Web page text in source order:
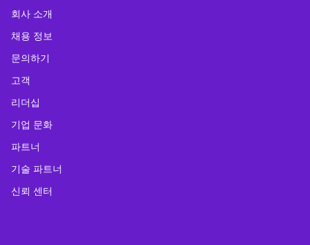
회사 소개
채용 정보
문의하기
고객
리더십
기업 문화
파트너
기술 파트너
신뢰 센터